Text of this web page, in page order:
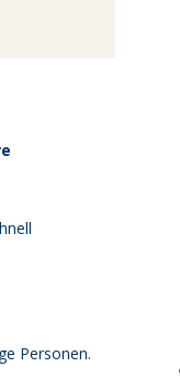
Personen.